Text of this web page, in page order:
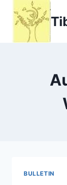
contenu
BULLETIN